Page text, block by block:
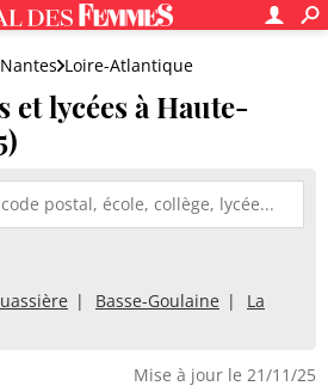
Loire-Atlantique
et lycées à Haute-
Basse-Goulaine
La
Mise à jour le 21/11/25